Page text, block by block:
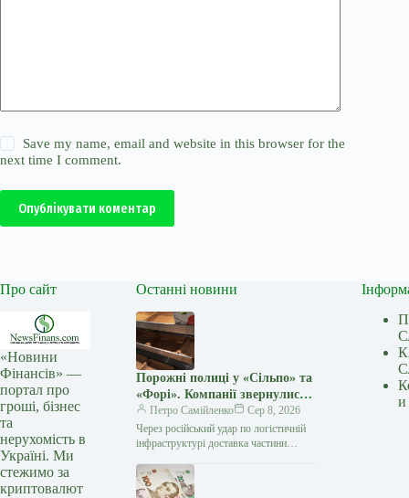
Save my name, email and website in this browser for the
next time I comment.
Опублікувати коментар
Про сайт
«Новини
Фінансів» —
портал про
гроші, бізнес
та
нерухомість в
Україні. Ми
стежимо за
криптовалют
Останні новини
Порожні полиці у «Сільпо» та
«Форі». Компанії звернулися
до українців
Петро Самійленко
Сер 8, 2026
Через російський удар по логістичній
інфраструктурі доставка частини
більше часу У супермаркетах «Сільпо»
та «Фора»,…
и